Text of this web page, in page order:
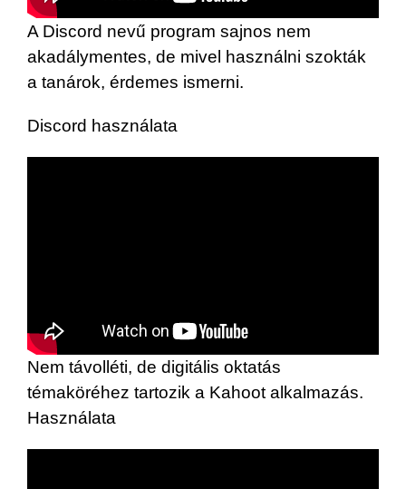
A Discord nevű program sajnos nem
akadálymentes, de mivel használni szokták
a tanárok, érdemes ismerni.
Discord használata
Nem távolléti, de digitális oktatás
témaköréhez tartozik a Kahoot alkalmazás.
Használata